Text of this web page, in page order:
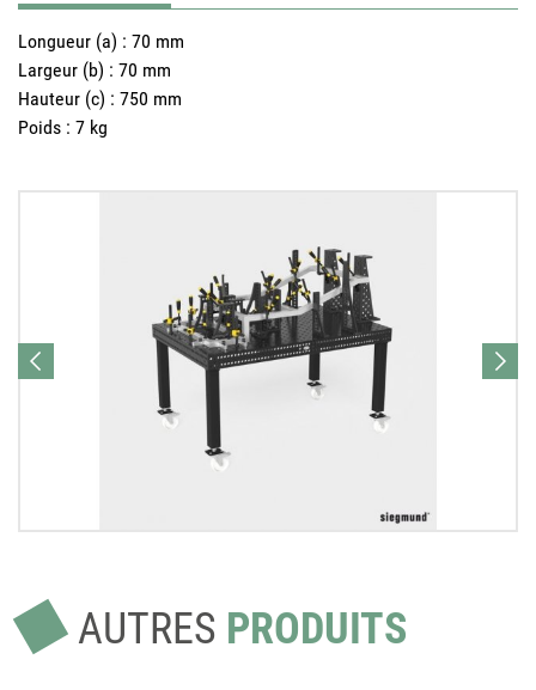
Longueur (a) : 70 mm
Largeur (b) : 70 mm
Hauteur (c) : 750 mm
Poids : 7 kg
AUTRES PRODUITS